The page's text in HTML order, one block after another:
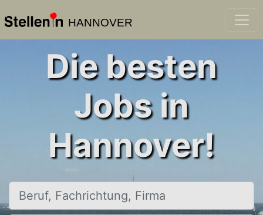
HANNOVER
Die besten
Jobs in
Hannover!
Beruf, Fachrichtung, Firma